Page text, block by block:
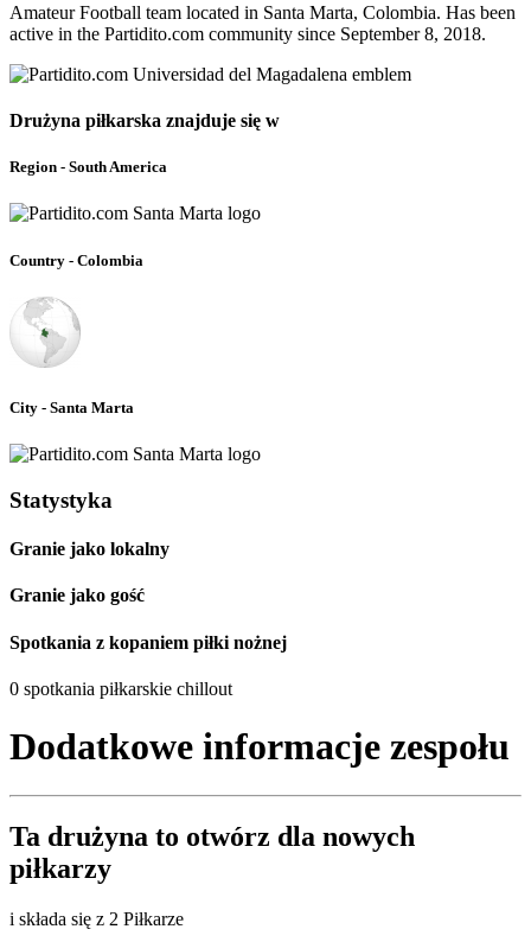
Amateur Football team located in Santa Marta, Colombia. Has been
active in the Partidito.com community since September 8, 2018.
Drużyna piłkarska znajduje się w
Region - South America
Country - Colombia
City - Santa Marta
Statystyka
Granie jako lokalny
Granie jako gość
Spotkania z kopaniem piłki nożnej
0 spotkania piłkarskie chillout
Dodatkowe informacje zespołu
Ta drużyna to otwórz dla nowych
piłkarzy
i składa się z 2 Piłkarze